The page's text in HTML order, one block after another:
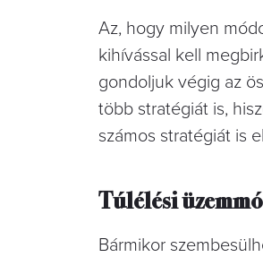
Az, hogy milyen
kihívással kell
gondoljuk végig az
több stratégiát is,
számos stratégiát is
Túlélési
Bármikor